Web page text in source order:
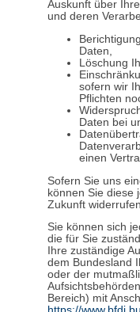
Auskunft über
und deren
Daten,
Löschung
sofern wir
Pflichten
Daten bei
einen
Sofern Sie uns
können Sie diese
Zukunft widerrufen.
Sie können sich
die für Sie
Ihre zuständige
dem Bundesland
oder der
Bereich) mit